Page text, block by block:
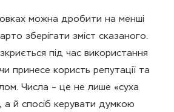
можна дробити на менші
зберігати зміст сказаного.
під час використання
принесе користь репутації та
Числа – це не лише «суха
а й спосіб керувати думкою